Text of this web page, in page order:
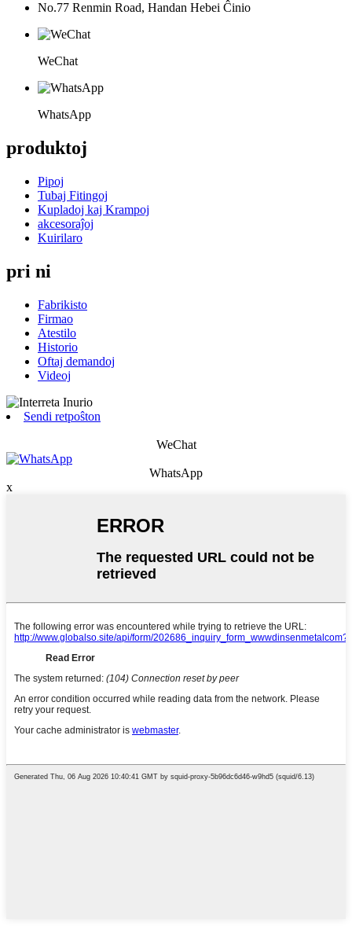
No.77 Renmin Road, Handan Hebei Ĉinio
WeChat
WhatsApp
produktoj
Pipoj
Tubaj Fitingoj
Kupladoj kaj Krampoj
akcesoraĵoj
Kuirilaro
pri ni
Fabrikisto
Firmao
Atestilo
Historio
Oftaj demandoj
Videoj
Sendi retpoŝton
WeChat
WhatsApp
x